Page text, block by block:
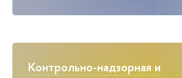
Контрольно-надзорная и